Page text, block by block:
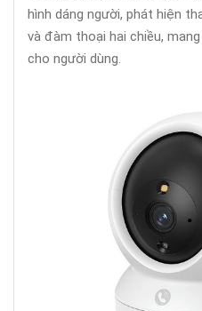
hình dáng người, phát hiện
và đàm thoại hai chiều,
cho người dùng.